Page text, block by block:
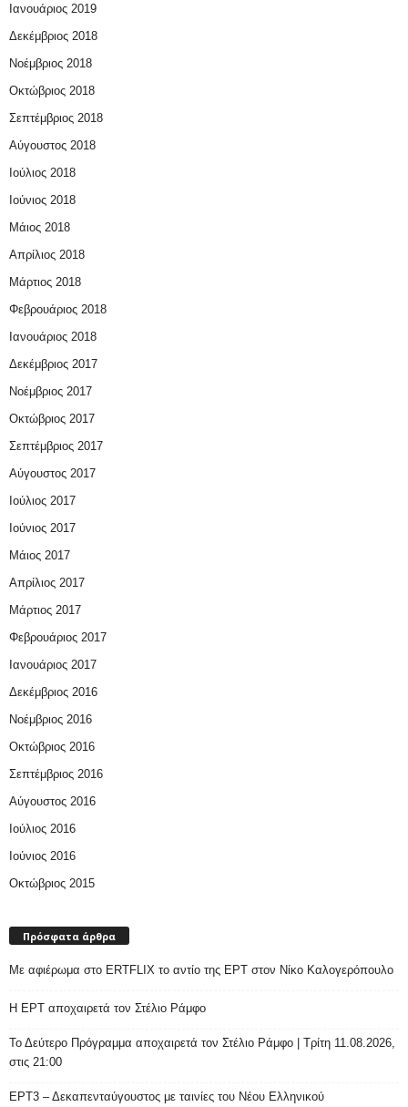
Ιανουάριος 2019
Δεκέμβριος 2018
Νοέμβριος 2018
Οκτώβριος 2018
Σεπτέμβριος 2018
Αύγουστος 2018
Ιούλιος 2018
Ιούνιος 2018
Μάιος 2018
Απρίλιος 2018
Μάρτιος 2018
Φεβρουάριος 2018
Ιανουάριος 2018
Δεκέμβριος 2017
Νοέμβριος 2017
Οκτώβριος 2017
Σεπτέμβριος 2017
Αύγουστος 2017
Ιούλιος 2017
Ιούνιος 2017
Μάιος 2017
Απρίλιος 2017
Μάρτιος 2017
Φεβρουάριος 2017
Ιανουάριος 2017
Δεκέμβριος 2016
Νοέμβριος 2016
Οκτώβριος 2016
Σεπτέμβριος 2016
Αύγουστος 2016
Ιούλιος 2016
Ιούνιος 2016
Οκτώβριος 2015
Πρόσφατα άρθρα
Με αφιέρωμα στο ERTFLIX το αντίο της ΕΡΤ στον Νίκο Καλογερόπουλο
Η ΕΡΤ αποχαιρετά τον Στέλιο Ράμφο
Το Δεύτερο Πρόγραμμα αποχαιρετά τον Στέλιο Ράμφο | Τρίτη 11.08.2026,
στις 21:00
ΕΡΤ3 – Δεκαπενταύγουστος με ταινίες του Νέου Ελληνικού